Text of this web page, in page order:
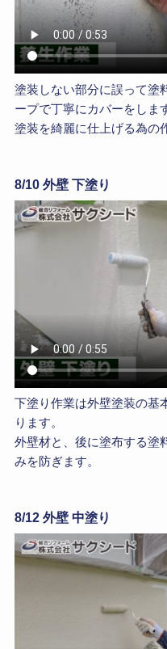
塗装しない部分に誤って塗
ープで丁寧にカバーをしま
塗装を綺麗に仕上げる為の
8/10 外壁 下塗り
下塗り作業は外壁塗装の基
ります。
外壁材と、後に塗布する塗
みを防ぎます。
8/12 外壁 中塗り